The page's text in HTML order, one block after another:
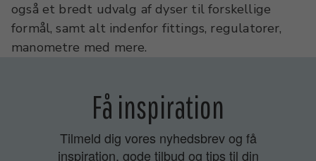
også et bredt udvalg af dyser til forskellige
formål, samt alt indenfor fittings, regulatorer,
manometre med mere.
Få inspiration
Tilmeld dig vores nyhedsbrev og få
inspiration, gode tilbud og tips til din